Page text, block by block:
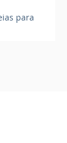
para